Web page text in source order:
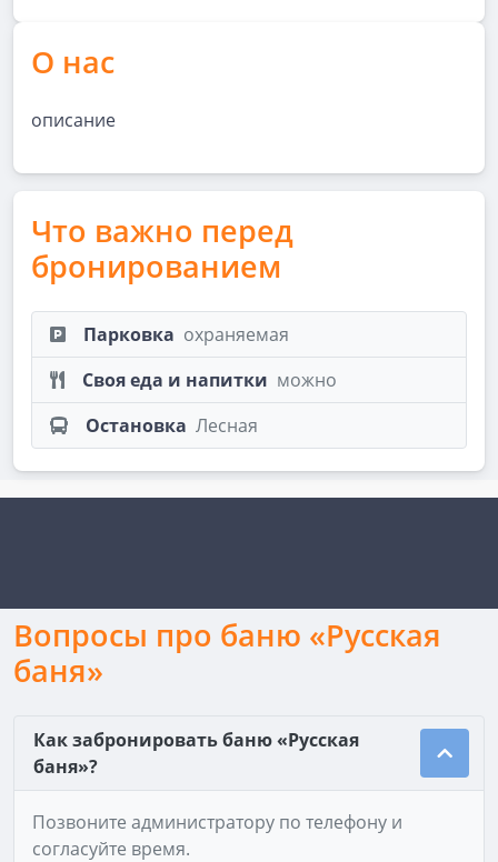
О нас
описание
Что важно перед
бронированием
Парковка охраняемая
Своя еда и напитки можно
Остановка Лесная
Вопросы про баню «Русская
баня»
Как забронировать баню «Русская
баня»?
Позвоните администратору по телефону и
согласуйте время.